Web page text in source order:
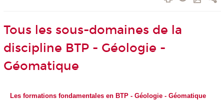
Tous les sous-domaines de la
discipline BTP - Géologie -
Géomatique
Les formations fondamentales en BTP - Géologie - Géomatique